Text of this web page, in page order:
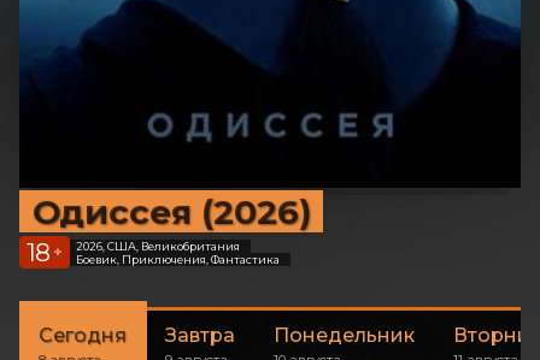
Одиссея (2026)
18 +
2026, США, Великобритания
Боевик, Приключения, Фантастика
Сегодня Завтра Понедельник Вторник